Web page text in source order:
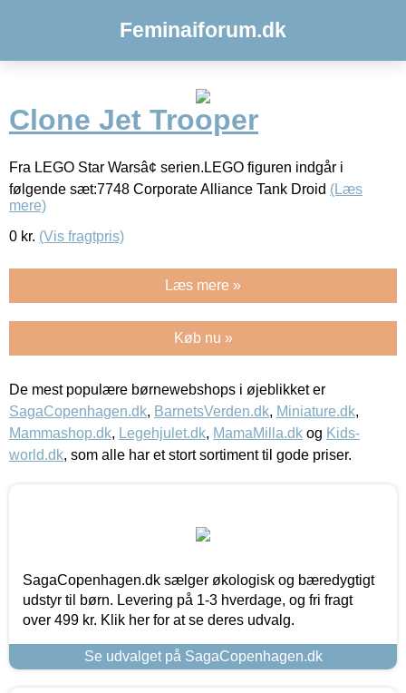
Feminaiforum.dk
Clone Jet Trooper
Fra LEGO Star Warsâ¢ serien.LEGO figuren indgår i
følgende sæt:7748 Corporate Alliance Tank Droid (Læs
mere)
0 kr. (Vis fragtpris)
Læs mere »
Køb nu »
De mest populære børnewebshops i øjeblikket er
SagaCopenhagen.dk, BarnetsVerden.dk, Miniature.dk,
Mammashop.dk, Legehjulet.dk, MamaMilla.dk og Kids-
world.dk, som alle har et stort sortiment til gode priser.
SagaCopenhagen.dk sælger økologisk og bæredygtigt
udstyr til børn. Levering på 1-3 hverdage, og fri fragt
over 499 kr. Klik her for at se deres udvalg.
Se udvalget på SagaCopenhagen.dk